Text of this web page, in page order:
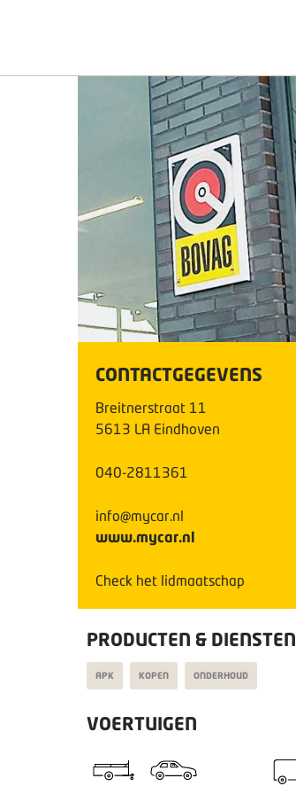
CONTACTGEGEVENS
Breitnerstraat 11
5613 LA Eindhoven
040-2811361
info@mycar.nl
www.mycar.nl
Check het lidmaatschap
PRODUCTEN & DIENSTEN
APK KOPEN ONDERHOUD
VOERTUIGEN